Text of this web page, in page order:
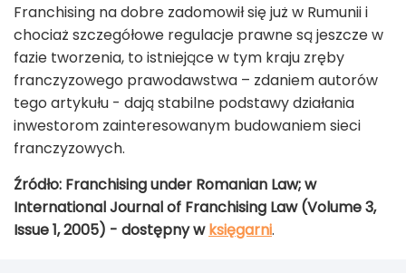
Franchising na dobre zadomowił się już w Rumunii i
chociaż szczegółowe regulacje prawne są jeszcze w
fazie tworzenia, to istniejące w tym kraju zręby
franczyzowego prawodawstwa – zdaniem autorów
tego artykułu - dają stabilne podstawy działania
inwestorom zainteresowanym budowaniem sieci
franczyzowych.
Źródło: Franchising under Romanian Law; w
International Journal of Franchising Law (Volume 3,
Issue 1, 2005) - dostępny wksięgarni.